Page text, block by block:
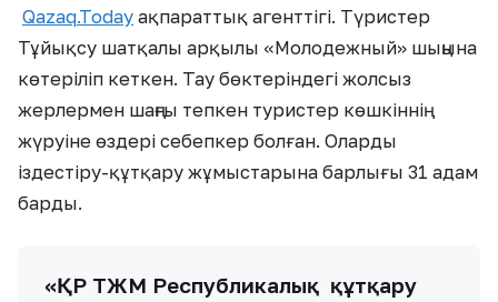
Qazaq.Today ақпараттық агенттігі. Түристер
Тұйықсу шатқалы арқылы «Молодежный» шыңына
көтеріліп кеткен. Тау бөктеріндегі жолсыз
жерлермен шаңғы тепкен туристер көшкіннің
жүруіне өздері себепкер болған. Оларды
іздестіру-құтқару жұмыстарына барлығы 31 адам
барды.
«ҚР ТЖМ Республикалық құтқару